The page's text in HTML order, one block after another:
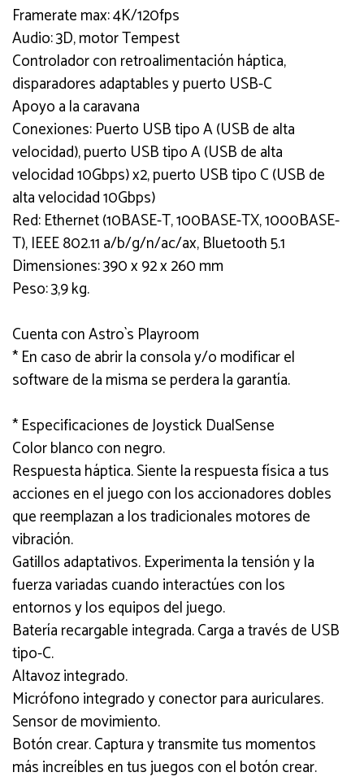
Framerate max: 4K/120fps
Audio: 3D, motor Tempest
Controlador con retroalimentación háptica,
disparadores adaptables y puerto USB-C
Apoyo a la caravana
Conexiones: Puerto USB tipo A (USB de alta
velocidad), puerto USB tipo A (USB de alta
velocidad 10Gbps) x2, puerto USB tipo C (USB de
alta velocidad 10Gbps)
Red: Ethernet (10BASE-T, 100BASE-TX, 1000BASE-
T), IEEE 802.11 a/b/g/n/ac/ax, Bluetooth 5.1
Dimensiones: 390 x 92 x 260 mm
Peso: 3,9 kg.
Cuenta con Astro`s Playroom
* En caso de abrir la consola y/o modificar el
software de la misma se perdera la garantía.
* Especificaciones de Joystick DualSense
Color blanco con negro.
Respuesta háptica. Siente la respuesta física a tus
acciones en el juego con los accionadores dobles
que reemplazan a los tradicionales motores de
vibración.
Gatillos adaptativos. Experimenta la tensión y la
fuerza variadas cuando interactúes con los
entornos y los equipos del juego.
Batería recargable integrada. Carga a través de USB
tipo-C.
Altavoz integrado.
Micrófono integrado y conector para auriculares.
Sensor de movimiento.
Botón crear. Captura y transmite tus momentos
más increíbles en tus juegos con el botón crear.